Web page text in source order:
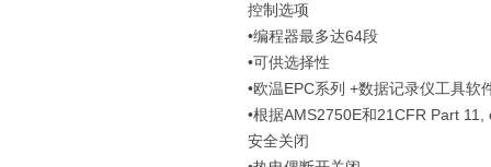
控制选项
•编程器最多达64段
•可供选择性
•欧温EPC系列 +数据记录仪工具软
•根据AMS2750E和21CFR Part
安全关闭